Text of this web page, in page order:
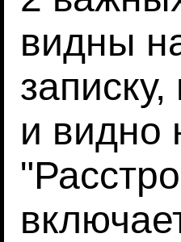
видны
и видно